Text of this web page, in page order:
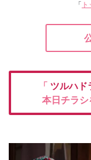
「
「 ツルハド
本日チラシ